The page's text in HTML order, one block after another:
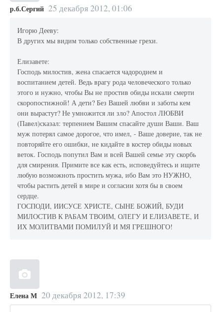
р.б.Сергий 25 декабря 2012, 01:06
Игорю Дееву:
В других мы видим только собственные грехи.
Елизавете:
Господь милостив, жена спасается чадородием и
воспитанием детей. Ведь врагу рода человеческого только
этого и нужно, чтобы Вы не простив обиды искали смерти
скоропостижной! А дети? Без Вашей любви и заботы кем
они вырастут? Не умножится ли зло? Апостол ЛЮБВИ
(Павел)сказал: терпением Вашим спасайте души Ваши. Ваш
муж потерял самое дорогое, что имел, - Ваше доверие, так не
повторяйте его ошибки, не кидайте в костер обиды новых
веток. Господь попутил Вам и всей Вашей семье эту скорбь
для смирения. Примите все как есть, исповедуйтесь и ищите
любую возможноть простить мужа, ибо Вам это НУЖНО,
чтобы растить детей в мире и согласии хотя бы в своем
сердце.
ГОСПОДИ, ИИСУСЕ ХРИСТЕ, СЫНЕ БОЖИЙ, БУДИ
МИЛОСТИВ К РАБАМ ТВОИМ, ОЛЕГУ И ЕЛИЗАВЕТЕ, И
ИХ МОЛИТВАМИ ПОМИЛУЙ И МЯ ГРЕШНОГО!
Елена М 20 декабря 2012, 17:39